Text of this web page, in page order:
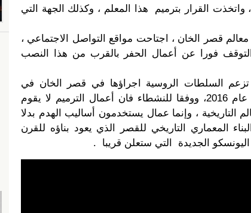
القرار بترميم هذا المعلم ، وكذلك الجهة التي
قصر الخان ، اجتاحت مواقع التواصل الاجتماعي ،
فورا عن أعمال الحفر بالقرب من هذا النصب
تزعم السلطات الروسية اجراؤها في قصر الخان في
باختشي ساراي، بدأت في صيف عام 2016، ووفقا للنشطاء فان أعمال الترميم لا يقوم
التاريخية ، وإنما عمال يستخدمون أساليب الهدم بدلا
المعماري التاريخي للقصر الذي يعود بناؤه للقرن
الجديدة التي ستعلن قريبا .